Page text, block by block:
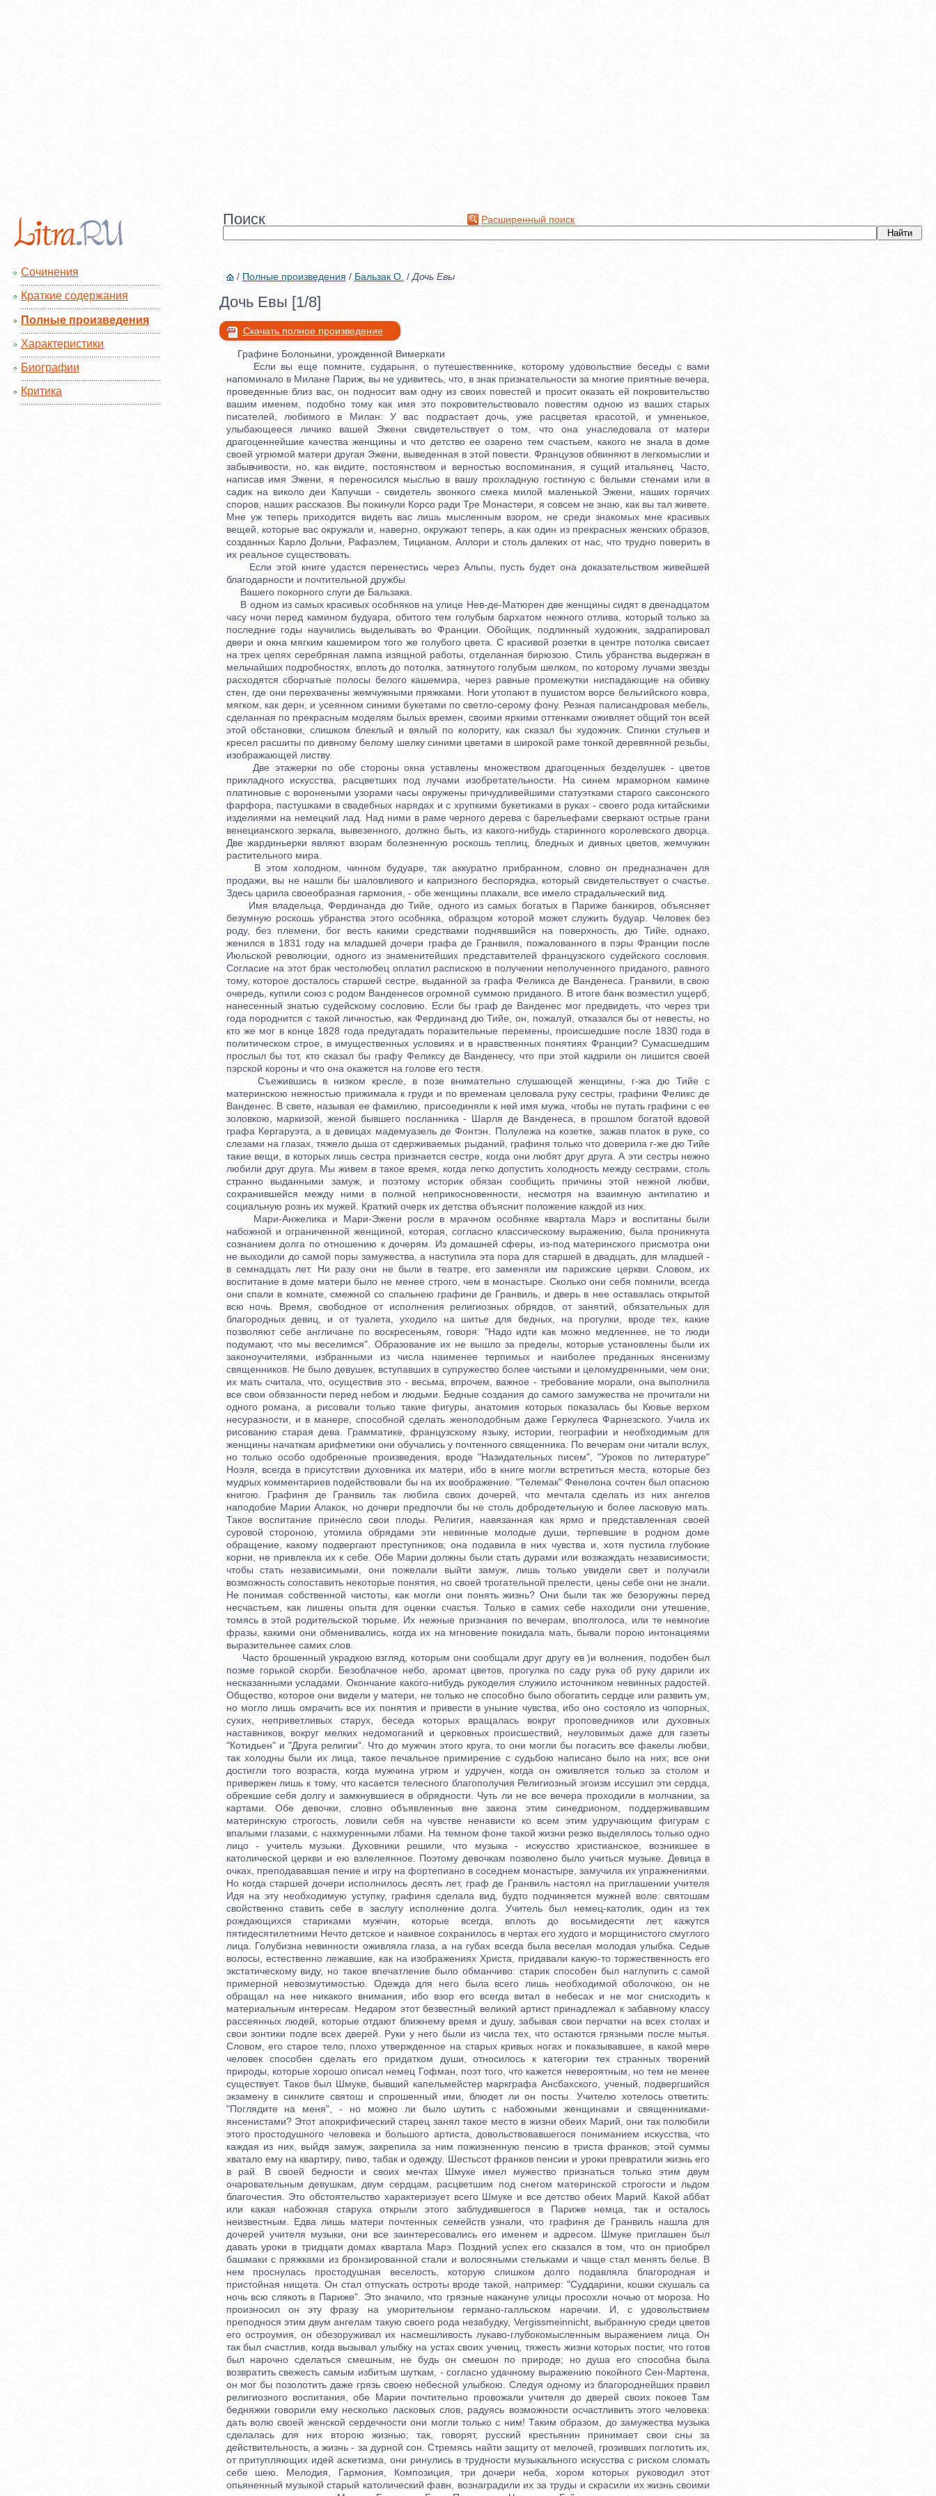
Поиск Расширенный поиск
Сочинения
Краткие содержания
Полные произведения
Характеристики
Биографии
Критика
/ Полные произведения / Бальзак О. / Дочь Евы
Дочь Евы [1/8]
Скачать полное произведение
Графине Болоньини, урожденной Вимеркати
Если вы еще помните, сударыня, о путешественнике, которому удовольствие беседы с вами
напоминало в Милане Париж, вы не удивитесь, что, в знак признательности за многие приятные вечера,
проведенные близ вас, он подносит вам одну из своих повестей и просит оказать ей покровительство
вашим именем, подобно тому как имя это покровительствовало повестям одною из ваших старых
писателей, любимого в Милан: У вас подрастает дочь, уже расцветая красотой, и умненькое,
улыбающееся личико вашей Эжени свидетельствует о том, что она унаследовала от матери
драгоценнейшие качества женщины и что детство ее озарено тем счастьем, какого не знала в доме
своей угрюмой матери другая Эжени, выведенная в этой повести. Французов обвиняют в легкомыслии и
забывчивости, но, как видите, постоянством и верностью воспоминания, я сущий итальянец. Часто,
написав имя Эжени, я переносился мыслью в вашу прохладную гостиную с белыми стенами или в
садик на виколо деи Капучши - свидетель звонкого смеха милой маленькой Эжени, наших горячих
споров, наших рассказов. Вы покинули Корсо ради Тре Монастери, я совсем не знаю, как вы тал живете.
Mне уж теперь приходится видеть вас лишь мысленным взором, не среди знакомых мне красивых
вещей, которые вас окружали и, наверно, окружают теперь, а как один из прекрасных женских образов,
созданных Карло Дольчи, Рафаэлем, Тицианом, Аллори и столь далеких от нас, что трудно поверить в
их реальное существовать.
Если этой книге удастся перенестись через Альпы, пусть будет она доказательством живейшей
благодарности и почтительной дружбы
Вашего покорного слуги де Бальзака.
В одном из самых красивых особняков на улице Нев-де-Матюрен две женщины сидят в двенадцатом
часу ночи перед камином будуара, обитого тем голубым бархатом нежного отлива, который только за
последние годы научились выделывать во Франции. Обойщик, подлинный художник, задрапировал
двери и окна мягким кашемиром того же голубого цвета. С красивой розетки в центре потолка свисает
на трех цепях серебряная лампа изящной работы, отделанная бирюзою. Стиль убранства выдержан в
мельчайших подробностях, вплоть до потолка, затянутого голубым шелком, по которому лучами звезды
расходятся сборчатые полосы белого кашемира, через равные промежутки ниспадающие на обивку
стен, где они перехвачены жемчужными пряжками. Ноги утопают в пушистом ворсе бельгийского ковра,
мягком, как дерн, и усеянном синими букетами по светло-серому фону. Резная палисандровая мебель,
сделанная по прекрасным моделям былых времен, своими яркими оттенками оживляет общий тон всей
этой обстановки, слишком блеклый и вялый по колориту, как сказал бы художник. Спинки стульев и
кресел расшиты по дивному белому шелку синими цветами в широкой раме тонкой деревянной резьбы,
изображающей листву.
Две этажерки по обе стороны окна уставлены множеством драгоценных безделушек - цветов
прикладного искусства, расцветших под лучами изобретательности. На синем мраморном камине
платиновые с воронеными узорами часы окружены причудливейшими статуэтками старого саксонского
фарфора, пастушками в свадебных нарядах и с хрупкими букетиками в руках - своего рода китайскими
изделиями на немецкий лад. Над ними в раме черного дерева с барельефами сверкают острые грани
венецианского зеркала, вывезенного, должно быть, из какого-нибудь старинного королевского дворца.
Две жардиньерки являют взорам болезненную роскошь теплиц, бледных и дивных цветов, жемчужин
растительного мира.
В этом холодном, чинном будуаре, так аккуратно прибранном, словно он предназначен для
продажи, вы не нашли бы шаловливого и капризного беспорядка, который свидетельствует о счастье.
Здесь царила своеобразная гармония, - обе женщины плакали, все имело страдальческий вид.
Имя владельца, Фердинанда дю Тийе, одного из самых богатых в Париже банкиров, объясняет
безумную роскошь убранства этого особняка, образцом которой может служить будуар. Человек без
роду, без племени, бог весть какими средствами поднявшийся на поверхность, дю Тийе, однако,
женился в 1831 году на младшей дочери графа де Гранвиля, пожалованного в пэры Франции после
Июльской революции, одного из знаменитейших представителей французского судейского сословия.
Согласие на этот брак честолюбец оплатил распискою в получении неполученного приданого, равного
тому, которое досталось старшей сестре, выданной за графа Феликса де Ванденеса. Гранвили, в свою
очередь, купили союз с родом Ванденесов огромной суммою приданого. В итоге банк возместил ущерб,
нанесенный знатью судейскому сословию. Если бы граф де Ванденес мог предвидеть, что через три
года породнится с такой личностью, как Фердинанд дю Тийе, он, пожалуй, отказался бы от невесты, но
кто же мог в конце 1828 года предугадать поразительные перемены, происшедшие после 1830 года в
политическом строе, в имущественных условиях и в нравственных понятиях Франции? Сумасшедшим
прослыл бы тот, кто сказал бы графу Феликсу де Ванденесу, что при этой кадрили он лишится своей
пэрской короны и что она окажется на голове его тестя.
Съежившись в низком кресле, в позе внимательно слушающей женщины, г-жа дю Тийе с
материнскою нежностью прижимала к груди и по временам целовала руку сестры, графини Феликс де
Ванденес. В свете, называя ее фамилию, присоединяли к ней имя мужа, чтобы не путать графини с ее
золовкою, маркизой, женой бывшего посланника - Шарля де Ванденеса, в прошлом богатой вдовой
графа Кергаруэта, а в девицах мадемуазель де Фонтэн. Полулежа на козетке, зажав платок в руке, со
слезами на глазах, тяжело дыша от сдерживаемых рыданий, графиня только что доверила г-же дю Тийе
такие вещи, в которых лишь сестра признается сестре, когда они любят друг друга. А эти сестры нежно
любили друг друга. Мы живем в такое время, когда легко допустить холодность между сестрами, столь
странно выданными замуж, и поэтому историк обязан сообщить причины этой нежной любви,
сохранившейся между ними в полной неприкосновенности, несмотря на взаимную антипатию и
социальную рознь их мужей. Краткий очерк их детства объяснит положение каждой из них.
Мари-Анжелика и Мари-Эжени росли в мрачном особняке квартала Марэ и воспитаны были
набожной и ограниченной женщиной, которая, согласно классическому выражению, была проникнута
сознанием долга по отношению к дочерям. Из домашней сферы, из-под материнского присмотра они
не выходили до самой поры замужества, а наступила эта пора для старшей в двадцать, для младшей -
в семнадцать лет. Ни разу они не были в театре, его заменяли им парижские церкви. Словом, их
воспитание в доме матери было не менее строго, чем в монастыре. Сколько они себя помнили, всегда
они спали в комнате, смежной со спальнею графини де Гранвиль, и дверь в нее оставалась открытой
всю ночь. Время, свободное от исполнения религиозных обрядов, от занятий, обязательных для
благородных девиц, и от туалета, уходило на шитье для бедных, на прогулки, вроде тех, какие
позволяют себе англичане по воскресеньям, говоря: "Надо идти как можно медленнее, не то люди
подумают, что мы веселимся". Образование их не вышло за пределы, которые установлены были их
законоучителями, избранными из числа наименее терпимых и наиболее преданных янсенизму
священников. Не было девушек, вступавших в супружество более чистыми и целомудренными, чем они;
их мать считала, что, осуществив это - весьма, впрочем, важное - требование морали, она выполнила
все свои обязанности перед небом и людьми. Бедные создания до самого замужества не прочитали ни
одного романа, а рисовали только такие фигуры, анатомия которых показалась бы Кювье верхом
несуразности, и в манере, способной сделать женоподобным даже Геркулеса Фарнезского. Учила их
рисованию старая дева. Грамматике, французскому языку, истории, географии и необходимым для
женщины начаткам арифметики они обучались у почтенного священника. По вечерам они читали вслух,
но только особо одобренные произведения, вроде "Назидательных писем", "Уроков по литературе"
Ноэля, всегда в присутствии духовника их матери, ибо в книге могли встретиться места, которые без
мудрых комментариев подействовали бы на их воображение. "Телемак" Фенелона сочтен был опасною
книгою. Графиня де Гранвиль так любила своих дочерей, что мечтала сделать из них ангелов
наподобие Марии Алакок, но дочери предпочли бы не столь добродетельную и более ласковую мать.
Такое воспитание принесло свои плоды. Религия, навязанная как ярмо и представленная своей
суровой стороною, утомила обрядами эти невинные молодые души, терпевшие в родном доме
обращение, какому подвергают преступников; она подавила в них чувства и, хотя пустила глубокие
корни, не привлекла их к себе. Обе Марии должны были стать дурами или возжаждать независимости;
чтобы стать независимыми, они пожелали выйти замуж, лишь только увидели свет и получили
возможность сопоставить некоторые понятия, но своей трогательной прелести, цены себе они не знали.
Не понимая собственной чистоты, как могли они понять жизнь? Они были так же безоружны перед
несчастьем, как лишены опыта для оценки счастья. Только в самих себе находили они утешение,
томясь в этой родительской тюрьме. Их нежные признания по вечерам, вполголоса, или те немногие
фразы, какими они обменивались, когда их на мгновение покидала мать, бывали порою интонациями
выразительнее самих слов.
Часто брошенный украдкою взгляд, которым они сообщали друг другу ев )и волнения, подобен был
поэме горькой скорби. Безоблачное небо, аромат цветов, прогулка по саду рука об руку дарили их
несказанными усладами. Окончание какого-нибудь рукоделия служило источником невинных радостей.
Общество, которое они видели у матери, не только не способно было обогатить сердце или развить ум,
но могло лишь омрачить все их понятия и привести в уныние чувства, ибо оно состояло из чопорных,
сухих, неприветливых старух, беседа которых вращалась вокруг проповедников или духовных
наставников, вокруг мелких недомоганий и церковных происшествий, неуловимых даже для газеты
"Котидьен" и "Друга религии". Что до мужчин этого круга, то они могли бы погасить все факелы любви,
так холодны были их лица, такое печальное примирение с судьбою написано было на них; все они
достигли того возраста, когда мужчина угрюм и удручен, когда он оживляется только за столом и
привержен лишь к тому, что касается телесного благополучия Религиозный эгоизм иссушил эти сердца,
обрекшие себя долгу и замкнувшиеся в обрядности. Чуть ли не все вечера проходили в молчании, за
картами. Обе девочки, словно объявленные вне закона этим синедрионом, поддерживавшим
материнскую строгость, ловили себя на чувстве ненависти ко всем этим удручающим фигурам с
впалыми глазами, с нахмуренными лбами. На темном фоне такой жизни резко выделялось только одно
лицо - учитель музыки. Духовники решили, что музыка - искусство христианское, возникшее в
католической церкви и ею взлелеянное. Поэтому девочкам позволено было учиться музыке. Девица в
очках, преподававшая пение и игру на фортепиано в соседнем монастыре, замучила их упражнениями.
Но когда старшей дочери исполнилось десять лет, граф де Гранвиль настоял на приглашении учителя
Идя на эту необходимую уступку, графиня сделала вид, будто подчиняется мужней воле: святошам
свойственно ставить себе в заслугу исполнение долга. Учитель был немец-католик, один из тех
рождающихся стариками мужчин, которые всегда, вплоть до восьмидесяти лет, кажутся
пятидесятилетними Нечто детское и наивное сохранилось в чертах его худого и морщинистого смуглого
лица. Голубизна невинности оживляла глаза, а на губах всегда была веселая молодая улыбка. Седые
волосы, естественно лежавшие, как на изображениях Христа, придавали какую-то торжественность его
экстатическому виду, но такое впечатление было обманчиво: старик способен был наглупить с самой
примерной невозмутимостью. Одежда для него была всего лишь необходимой оболочкою, он не
обращал на нее никакого внимания, ибо взор его всегда витал в небесах и не мог снисходить к
материальным интересам. Недаром этот безвестный великий артист принадлежал к забавному классу
рассеянных людей, которые отдают ближнему время и душу, забывая свои перчатки на всех столах и
свои зонтики подле всех дверей. Руки у него были из числа тех, что остаются грязными после мытья.
Словом, его старое тело, плохо утвержденное на старых кривых ногах и показывавшее, в какой мере
человек способен сделать его придатком души, относилось к категории тех странных творений
природы, которые хорошо описал немец Гофман, поэт того, что кажется невероятным, но тем не менее
существует. Таков был Шмуке, бывший капельмейстер маркграфа Ансбахского, ученый, подвергшийся
экзамену в синклите святош и спрошенный ими, блюдет ли он посты. Учителю хотелось ответить:
"Поглядите на меня", - но можно ли было шутить с набожными женщинами и священниками-
янсенистами? Этот апокрифический старец занял такое место в жизни обеих Марий, они так полюбили
этого простодушного человека и большого артиста, довольствовавшегося пониманием искусства, что
каждая из них, выйдя замуж, закрепила за ним пожизненную пенсию в триста франков; этой суммы
хватало ему на квартиру, пиво, табак и одежду. Шестьсот франков пенсии и уроки превратили жизнь его
в рай. В своей бедности и своих мечтах Шмуке имел мужество признаться только этим двум
очаровательным девушкам, двум сердцам, расцветшим под снегом материнской строгости и льдом
благочестия. Это обстоятельство характеризует всего Шмуке и все детство обеих Марий. Какой аббат
или какая набожная старуха открыли этого заблудившегося в Париже немца, так и осталось
неизвестным. Едва лишь матери почтенных семейств узнали, что графиня де Гранвиль нашла для
дочерей учителя музыки, они все заинтересовались его именем и адресом. Шмуке приглашен был
давать уроки в тридцати домах квартала Марэ. Поздний успех его сказался в том, что он приобрел
башмаки с пряжками из бронзированной стали и волосяными стельками и чаще стал менять белье. В
нем проснулась простодушная веселость, которую слишком долго подавляла благородная и
пристойная нищета. Он стал отпускать остроты вроде такой, например: "Суддарини, кошки скушаль са
ночь всю слякоть в Париже". Это значило, что грязные накануне улицы просохли ночью от мороза. Но
произносил он эту фразу на уморительном германо-галльском наречии. И, с удовольствием
преподнося этим двум ангелам такую своего рода незабудку, Vergissmeinnicht, выбранную среди цветов
его остроумия, он обезоруживал их насмешливость лукаво-глубокомысленным выражением лица. Он
так был счастлив, когда вызывал улыбку на устах своих учениц, тяжесть жизни которых постиг, что готов
был нарочно сделаться смешным, не будь он смешон по природе; но душа его способна была
возвратить свежесть самым избитым шуткам, - согласно удачному выражению покойного Сен-Мартена,
он мог бы позолотить даже грязь своею небесной улыбкою. Следуя одному из благороднейших правил
религиозного воспитания, обе Марии почтительно провожали учителя до дверей своих покоев Там
бедняжки говорили ему несколько ласковых слов, радуясь возможности осчастливить этого человека:
дать волю своей женской сердечности они могли только с ним! Таким образом, до замужества музыка
сделалась для них второю жизнью; так, говорят, русский крестьянин принимает свои сны за
действительность, а жизнь - за дурной сон. Стремясь найти защиту от мелочей, грозивших поглотить их,
от притупляющих идей аскетизма, они ринулись в трудности музыкального искусства с риском сломать
себе шею. Мелодия, Гармония, Композиция, три дочери неба, хором которых руководил этот
опьяненный музыкой старый католический фавн, вознаградили их за труды и скрасили их жизнь своими